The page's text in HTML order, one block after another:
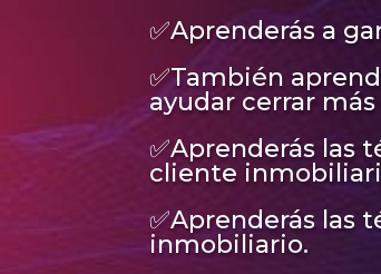
✅Aprenderás a
✅También
ayudar cerrar
✅Aprenderás las
cliente
✅Aprenderás las
inmobiliario.